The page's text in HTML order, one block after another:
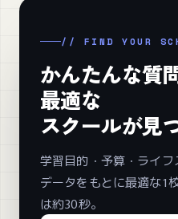
// FIND YOUR
かんたんな質
最適な
スクールが見
学習目的・予算・ライ
データをもとに最適な1
は約30秒。